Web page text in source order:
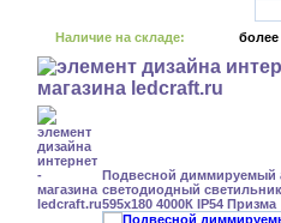
Наличие на складе: более
Подвесной диммируемый
светодиодный
595x180 4000К IP54 Призма